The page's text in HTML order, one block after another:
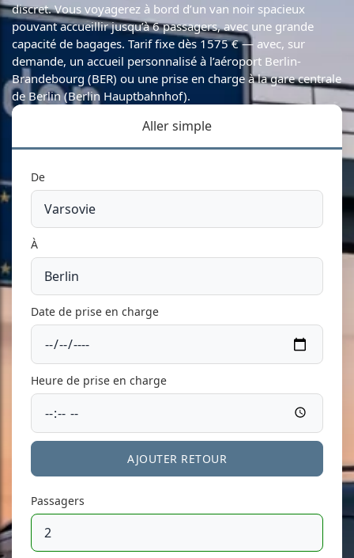
discret. Vous voyagerez à bord d’un van noir spacieux
pouvant accueillir jusqu’à 6 passagers, avec une grande
capacité de bagages. Tarif fixe dès 1575 € — avec, sur
demande, un accueil personnalisé à l’aéroport Berlin-
Brandebourg (BER) ou une prise en charge à la gare centrale
de Berlin (Berlin Hauptbahnhof).
Aller simple
De
À
Date de prise en charge
Heure de prise en charge
AJOUTER RETOUR
Passagers